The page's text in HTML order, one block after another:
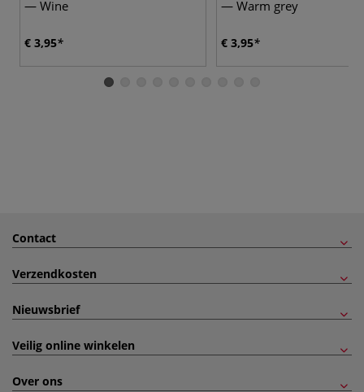
— Wine
€ 3,95
— Warm grey
€ 3,95
Contact
Verzendkosten
Nieuwsbrief
Veilig online winkelen
Over ons